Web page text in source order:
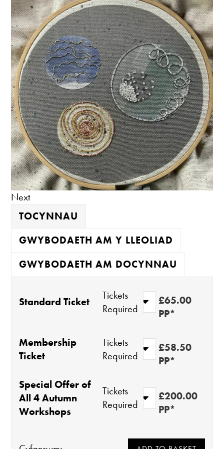
Next
TOCYNNAU
GWYBODAETH AM Y LLEOLIAD
GWYBODAETH AM DOCYNNAU
Standard Ticket
Tickets
Required
£65.00
PP*
Membership
Ticket
Tickets
Required
£58.50
PP*
Special Offer of
All 4 Autumn
Workshops
Tickets
Required
£200.00
PP*